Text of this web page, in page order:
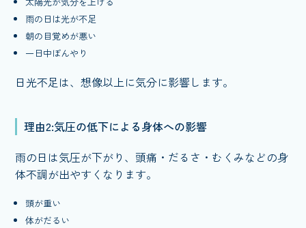
雨の日は光が不足
朝の目覚めが悪い
一日中ぼんやり
日光不足は、想像以上に気分に影響します。
理由2:気圧の低下による身体への影響
雨の日は気圧が下がり、頭痛・だるさ・むくみなどの身
体不調が出やすくなります。
頭が重い
体がだるい